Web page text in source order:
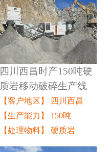
四川西昌时产150吨硬
质岩移动破碎生产线
【客户地区】 四川西昌
【生产能力】 150吨
【处理物料】 硬质岩